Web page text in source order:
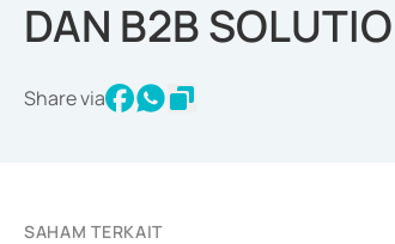
DAN B2B
Share via
SAHAM TERKAIT